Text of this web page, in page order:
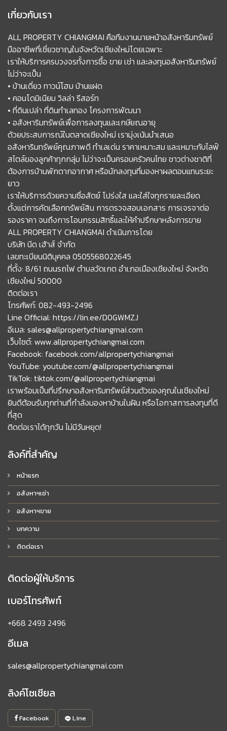
เกี่ยวกับเรา
ALL PROPERTY CHIANGMAI คือทีมงานนายหน้าอสังหาริมทรัพย์
มืออาชีพที่เชี่ยวชาญในจังหวัดเชียงใหม่โดยเฉพาะ
เราให้บริการครบวงจรทั้งการซื้อ ขาย เช่า และลงทุนอสังหาริมทรัพย์
ไม่ว่าจะเป็น
• บ้านเดี่ยว ทาวน์โฮม บ้านแฝด
• คอนโดมิเนียม วิลล่า รีสอร์ท
• ที่ดินเปล่า ที่ดินทำเลทอง โครงการพัฒนา
• อสังหาริมทรัพย์เพื่อการลงทุนและเกษียณอายุ
ด้วยประสบการณ์ในตลาดเชียงใหม่ เรามุ่งเน้นนำเสนอ
อสังหาริมทรัพย์คุณภาพดี ทำเลเด่น ราคาเหมาะสม และเหมาะกับไลฟ์
สไตล์ของลูกค้าทุกกลุ่ม ไม่ว่าจะเป็นครอบครัวคนไทย ชาวต่างชาติที่
ต้องการบ้านพักตากอากาศ หรือนักลงทุนที่มองหาผลตอบแทนระยะ
ยาว
เราให้บริการด้วยความซื่อสัตย์ โปร่งใส และใส่ใจทุกรายละเอียด
ตั้งแต่การคัดเลือกทรัพย์สิน การตรวจสอบเอกสาร การเจรจาต่อ
รองราคา จนถึงการโอนกรรมสิทธิ์และให้คำปรึกษาหลังการขาย
ALL PROPERTY CHIANGMAI ดำเนินการโดย
บริษัท นีด เฮ้าส์ จำกัด
เลขทะเบียนนิติบุคคล 0505568022645
ที่ตั้ง: 8/61 ถนนรถไฟ ตำบลวัดเกต อำเภอเมืองเชียงใหม่ จังหวัด
เชียงใหม่ 50000
ติดต่อเรา
โทรศัพท์: 082-493-2496
Line Official: https://lin.ee/D0GWMZJ
อีเมล: sales@allpropertychiangmai.com
เว็บไซต์: www.allpropertychiangmai.com
Facebook: facebook.com/allpropertychiangmai
YouTube: youtube.com/@allpropertychiangmai
TikTok: tiktok.com/@allpropertychiangmai
เราพร้อมเป็นที่ปรึกษาอสังหาริมทรัพย์ส่วนตัวของคุณในเชียงใหม่
ยินดีต้อนรับทุกท่านที่กำลังมองหาบ้านในฝัน หรือโอกาสการลงทุนที่ดี
ที่สุด
ติดต่อเราได้ทุกวัน ไม่มีวันหยุด!
ลิงค์ที่สำคัญ
หน้าแรก
อสังหาฯเช่า
อสังหาฯขาย
บทความ
ติดต่อเรา
ติดต่อผู้ให้บริการ
เบอร์โทรศัพท์
+668 2493 2496
อีเมล
sales@allpropertychiangmai.com
ลิงค์โซเชียล
Facebook Line